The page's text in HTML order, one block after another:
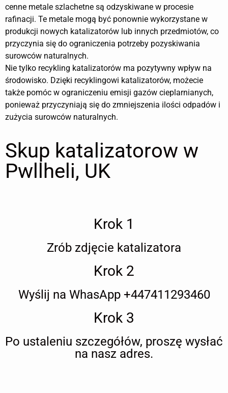
cenne metale szlachetne są odzyskiwane w procesie
rafinacji. Te metale mogą być ponownie wykorzystane w
produkcji nowych katalizatorów lub innych przedmiotów, co
przyczynia się do ograniczenia potrzeby pozyskiwania
surowców naturalnych.
Nie tylko recykling katalizatorów ma pozytywny wpływ na
środowisko. Dzięki recyklingowi katalizatorów, możecie
także pomóc w ograniczeniu emisji gazów cieplarnianych,
ponieważ przyczyniają się do zmniejszenia ilości odpadów i
zużycia surowców naturalnych.
Skup katalizatorow w
Pwllheli, UK
Krok 1
Zrób zdjęcie katalizatora
Krok 2
Wyślij na WhasApp +447411293460
Krok 3
Po ustaleniu szczegółów, proszę wysłać
na nasz adres.